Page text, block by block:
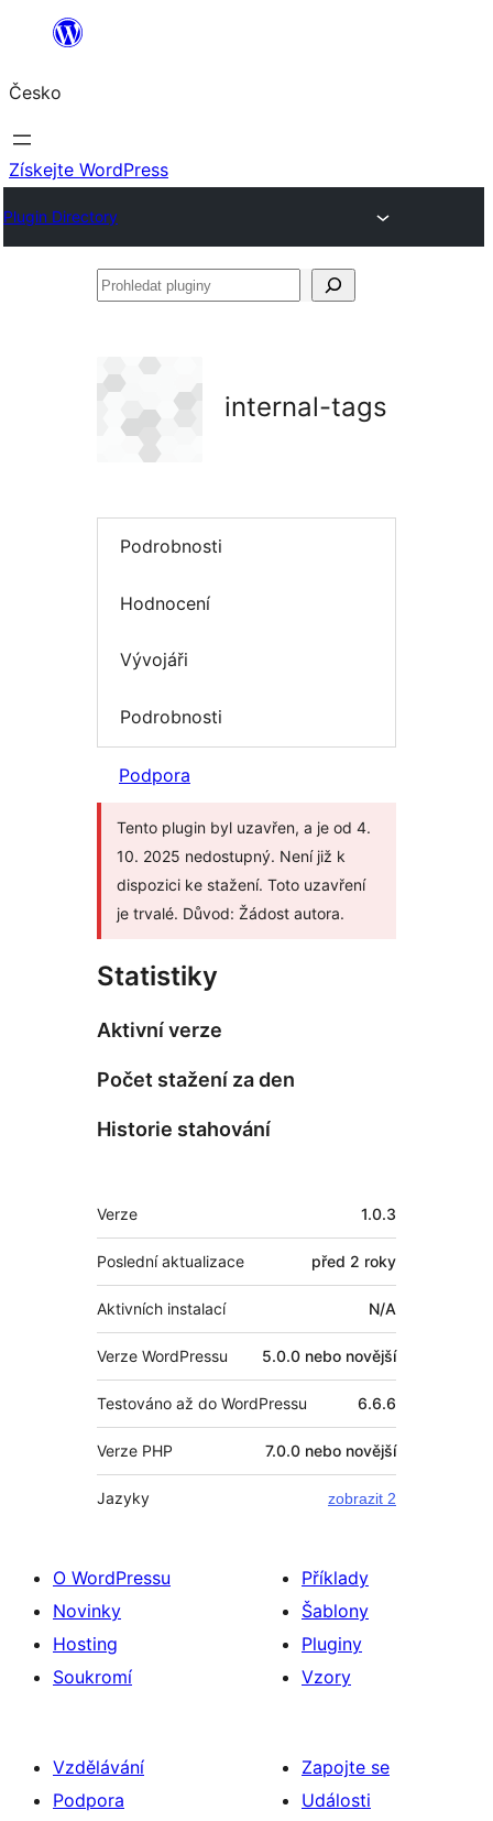
Přeskočit
obsah
Česko
Získejte WordPress
Plugin Directory
Prohledat
internal-tags
Podrobnosti
Hodnocení
Vývojáři
Podrobnosti
Podpora
Tento plugin byl uzavřen, a je od 4.
10. 2025 nedostupný. Není již k
dispozici ke stažení. Toto uzavření
je trvalé. Důvod: Žádost autora.
Statistiky
Aktivní verze
Počet stažení za den
Historie stahování
Meta
Verze 1.0.3
Poslední aktualizace před 2 roky
Aktivních instalací N/A
Verze WordPressu 5.0.0 nebo novější
Testováno až do WordPressu 6.6.6
Verze PHP 7.0.0 nebo novější
Jazyky zobrazit 2
O WordPressu
Novinky
Hosting
Soukromí
Příklady
Šablony
Pluginy
Vzory
Vzdělávání
Podpora
Zapojte se
Události